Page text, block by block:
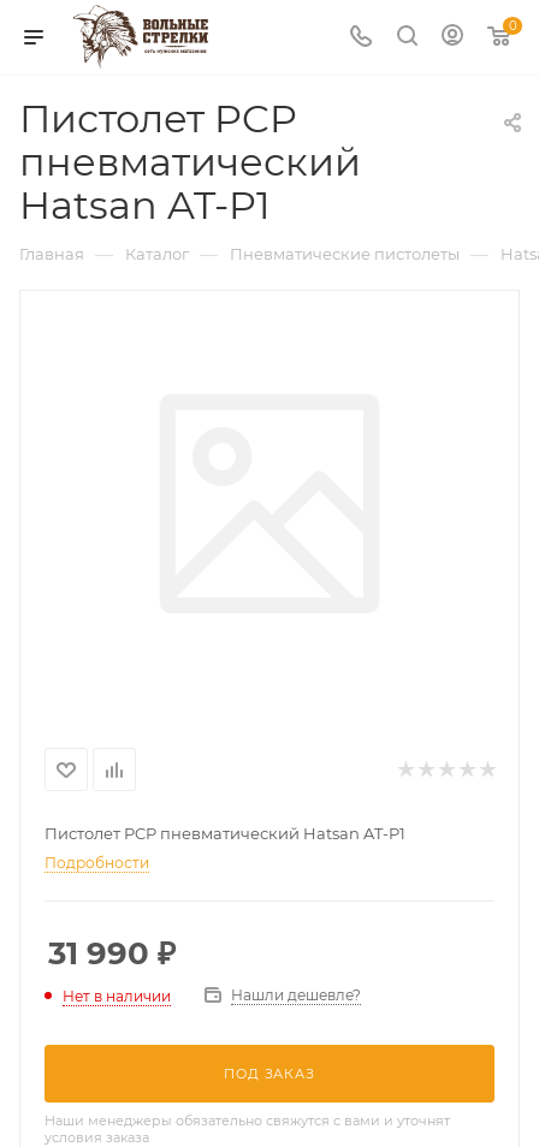
0
Пистолет PCP
пневматический
Hatsan AT-P1
Главная — Каталог — Пневматические пистолеты —
Пистолет PCP пневматический Hatsan AT-P1
Подробности
31 990 ₽
Нет в наличии Нашли дешевле?
ПОД ЗАКАЗ
Наши менеджеры обязательно свяжутся с вами и уточнят
условия заказа